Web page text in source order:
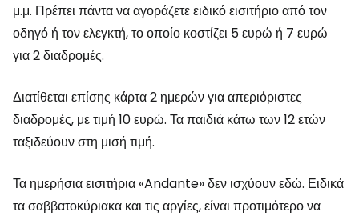
μ.μ. Πρέπει πάντα να αγοράζετε ειδικό εισιτήριο από τον
οδηγό ή τον ελεγκτή, το οποίο κοστίζει 5 ευρώ ή 7 ευρώ
για 2 διαδρομές.
Διατίθεται επίσης κάρτα 2 ημερών για απεριόριστες
διαδρομές, με τιμή 10 ευρώ. Τα παιδιά κάτω των 12 ετών
ταξιδεύουν στη μισή τιμή.
Τα ημερήσια εισιτήρια «Andante» δεν ισχύουν εδώ. Ειδικά
τα σαββατοκύριακα και τις αργίες, είναι προτιμότερο να